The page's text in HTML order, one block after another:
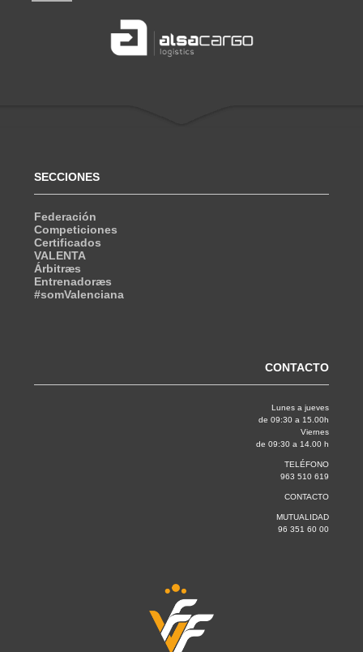
SECCIONES
Federación
Competiciones
Certificados
VALENTA
Árbitræs
Entrenadoræs
#somValenciana
CONTACTO
Lunes a jueves
de 09:30 a 15.00h
Viernes
de 09:30 a 14.00 h
TELÉFONO
963 510 619
CONTACTO
MUTUALIDAD
96 351 60 00